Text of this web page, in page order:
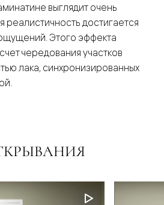
выглядит очень
реалистичность достигается
Этого эффекта
чередования участков
лака, синхронизированных